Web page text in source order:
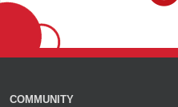
COMMUNITY